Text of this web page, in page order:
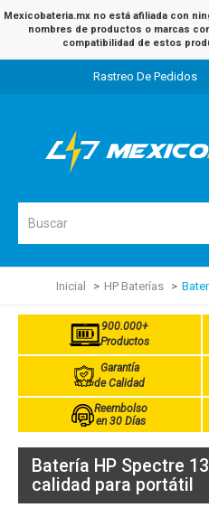
Mexicobateria.mx no está afiliada con
nombres de productos o marcas
compatibilidad de estos
Rastreo De Pedidos
Inicial HP Baterías
900.000+
Productos
Garantía
de Calidad
Reembolso
en 30 Días
Batería HP Spectre
calidad para portátil